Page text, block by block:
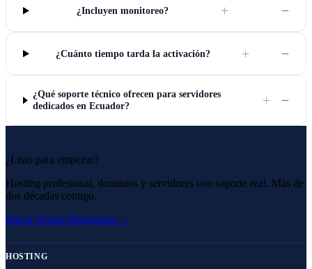
¿Incluyen monitoreo? + −
¿Cuánto tiempo tarda la activación? + −
¿Qué soporte técnico ofrecen para servidores
dedicados en Ecuador?
+ −
¿Listo para empezar?
Hosting profesional, dominios y servidores con soporte real. Más de
dos décadas contigo.
Iniciar Sesión Registrarse →
HOSTING